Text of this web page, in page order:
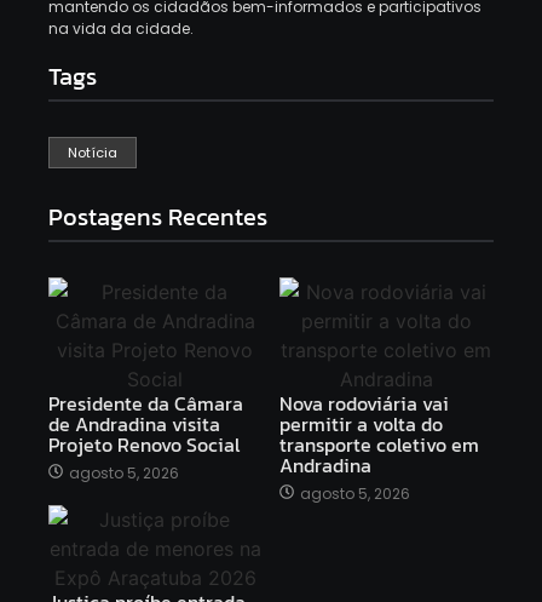
mantendo os cidadãos bem-informados e participativos
na vida da cidade.
Tags
Notícia
Postagens Recentes
Presidente da Câmara
de Andradina visita
Projeto Renovo Social
agosto 5, 2026
Nova rodoviária vai
permitir a volta do
transporte coletivo em
Andradina
agosto 5, 2026